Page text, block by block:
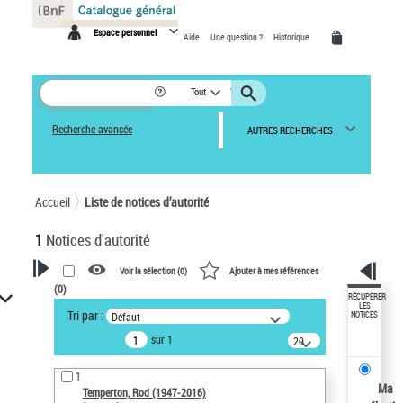
Espace personnel Aide Une question ? Historique
Tout
Recherche avancée AUTRES RECHERCHES
Accueil Liste de notices d’autorité
1 Notices d'autorité
VOTRE RECHERCHE
Recherche avancée dans les
notices d’autorité
Œuvres liées à l'auteur :
Temperton, Rod (1947-2016)
Voir la sélection (0) Ajouter à mes références
(0)
Tri par : Défaut
sur 1
20
résultats/page
1
Temperton, Rod (1947-2016)
RÉCUPÉRER
LES
NOTICES
Ma
Panneau de gestion des cookies